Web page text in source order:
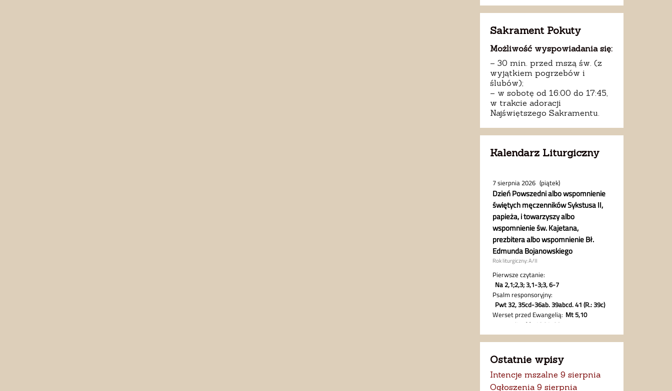
Sakrament Pokuty
Możliwość wyspowiadania się:
– 30 min. przed mszą św. (z
wyjątkiem pogrzebów i
ślubów);
– w sobotę od 16:00 do 17:45,
w trakcie adoracji
Najświętszego Sakramentu.
Kalendarz Liturgiczny
Ostatnie wpisy
Intencje mszalne 9 sierpnia
Ogłoszenia 9 sierpnia